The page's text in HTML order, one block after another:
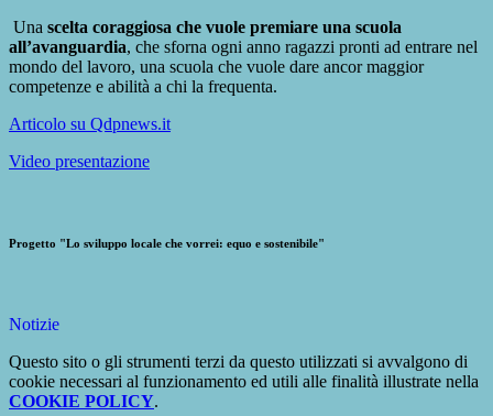
Una scelta coraggiosa che vuole premiare una scuola
all’avanguardia, che sforna ogni anno ragazzi pronti ad entrare nel
mondo del lavoro, una scuola che vuole dare ancor maggior
competenze e abilità a chi la frequenta.
Articolo su Qdpnews.it
Video presentazione
Progetto "Lo sviluppo locale che vorrei: equo e sostenibile"
Notizie
Questo sito o gli strumenti terzi da questo utilizzati si avvalgono di
cookie necessari al funzionamento ed utili alle finalità illustrate nella
COOKIE POLICY.